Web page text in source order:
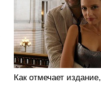
Как отмечает